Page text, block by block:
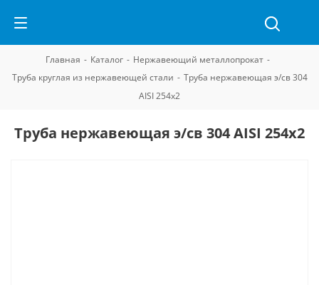
Главная - Каталог - Нержавеющий металлопрокат -
Труба круглая из нержавеющей стали - Труба нержавеющая э/св 304
AISI 254х2
Труба нержавеющая э/св 304 AISI 254х2